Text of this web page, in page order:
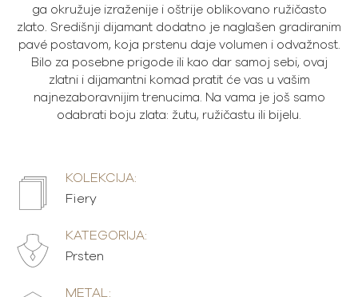
ga okružuje izraženije i oštrije oblikovano ružičasto
zlato. Središnji dijamant dodatno je naglašen gradiranim
pavé postavom, koja prstenu daje volumen i odvažnost.
Bilo za posebne prigode ili kao dar samoj sebi, ovaj
zlatni i dijamantni komad pratit će vas u vašim
najnezaboravnijim trenucima. Na vama je još samo
odabrati boju zlata: žutu, ružičastu ili bijelu.
KOLEKCIJA:
Fiery
KATEGORIJA:
Prsten
METAL: